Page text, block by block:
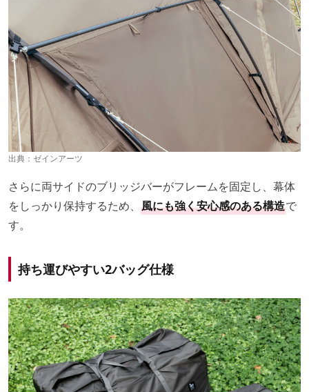
出典： ゼインアーツ
さらに両サイドのブリッジバーがフレームを固定し、幕体
をしっかり保持するため、 風にも強く安心感のある構造で
す。
持ち運びやすい2バッグ仕様